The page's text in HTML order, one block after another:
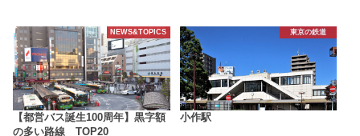
NEWS&TOPICS
【都営バス誕生100周年】黒字額
の多い路線 TOP20
東京の鉄道
小作駅